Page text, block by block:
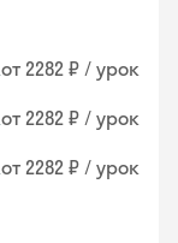
от 2282 ₽ / урок
от 2282 ₽ / урок
от 2282 ₽ / урок